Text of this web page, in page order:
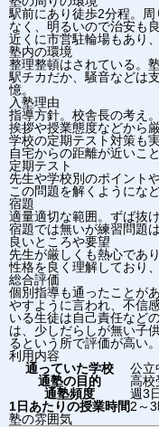
駅前にあり徒歩2分程。
なく、明るいので治安も良
近くに市営駐輪場もあり
塾内の環境
整理整頓はされている。
駅チカだか、騒音などは
憶。
入塾理由
指導方針。校舎長の考え。
挨拶や授業態度などから
学校の定期テスト対策も
自宅からの距離が近いこと
定期テスト
先生や学校別のポイント
この問題を解くようにな
宿題
適量適切な範囲。ずば抜
宿題では無いが練習問題
良いところや要望
先生が厳しくも熱心であ
性格を良く理解しており
総合評価
個別指導も通ったことが
やすように言われ、不信
いる生徒は自己責任など
は、少しだらしが無い子
るという所で評価が高い。
利用内容
通っていた学校
公立
通塾の目的
高校
通塾頻度
週3
1日あたりの授業時間2～
塾の雰囲気